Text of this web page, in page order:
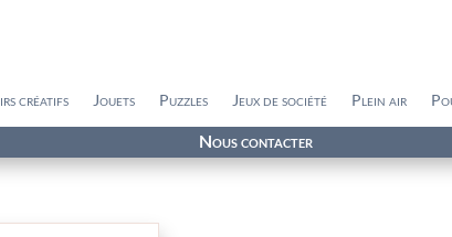
créatifs Jouets Puzzles Jeux de société Plein air
Nous contacter